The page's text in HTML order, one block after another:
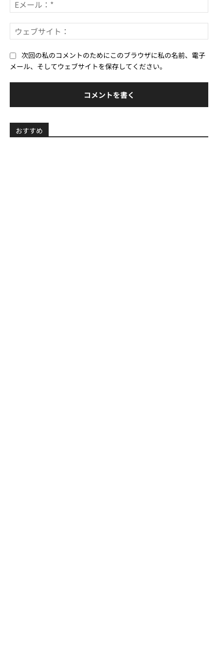
メ
ー
*ェ
次回の私のコメントのためにこのブラウザに私の名前、電子
メール、そしてウェブサイトを保存してください。
おすすめ